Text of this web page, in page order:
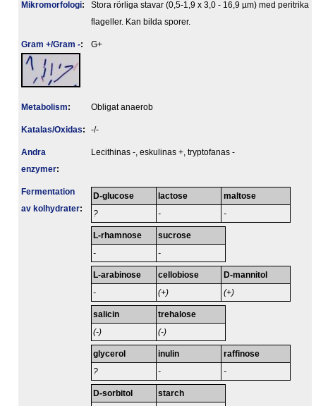
Mikromorfologi:
Stora rörliga stavar (0,5-1,9 x 3,0 - 16,9 µm) med peritrika
flageller. Kan bilda sporer.
Gram +/Gram -: G+
Metabolism: Obligat anaerob
Katalas/Oxidas: -/-
Andra
enzymer:
Lecithinas -, eskulinas +, tryptofanas -
Fermentation
av kolhydrater:
D-glucose
?
lactose
-
maltose
-
L-rhamnose
-
sucrose
-
L-arabinose
-
cellobiose
(+)
D-mannitol
(+)
salicin
(-)
trehalose
(-)
glycerol
?
inulin
-
raffinose
-
D-sorbitol starch